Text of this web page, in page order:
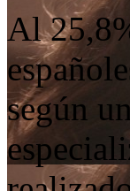
Al
según